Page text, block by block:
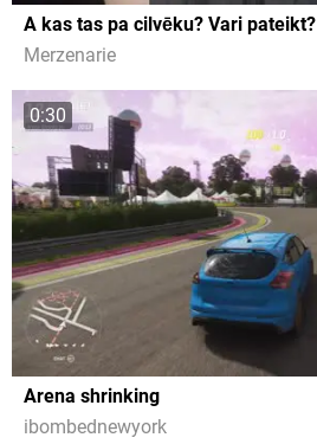
A kas tas pa cilvēku? Vari pateikt?
Merzenarie
0:30
Arena shrinking
ibombednewyork